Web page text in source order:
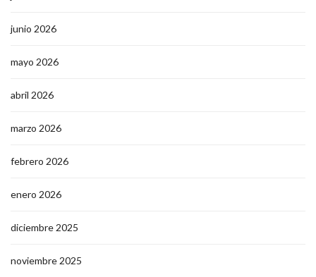
junio 2026
mayo 2026
abril 2026
marzo 2026
febrero 2026
enero 2026
diciembre 2025
noviembre 2025